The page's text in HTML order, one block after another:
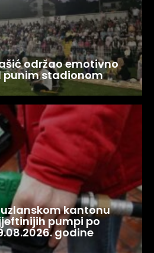
održao emotivno
punim stadionom
kantonu
pumpi po
godine